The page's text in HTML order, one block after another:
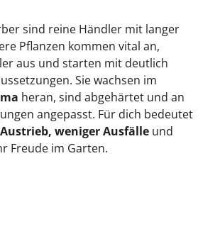
sind reine Händler mit langer
Pflanzen kommen vital an,
aus und starten mit deutlich
Sie wachsen im
heran, sind abgehärtet und an
angepasst. Für dich bedeutet
weniger Ausfälle und
Freude im Garten.